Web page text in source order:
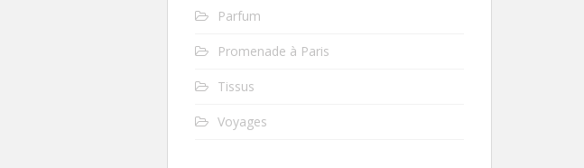
Parfum
Promenade à Paris
Tissus
Voyages